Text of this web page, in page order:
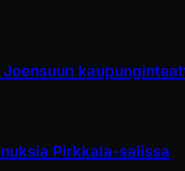
Joensuun
Pirkkala-salissa